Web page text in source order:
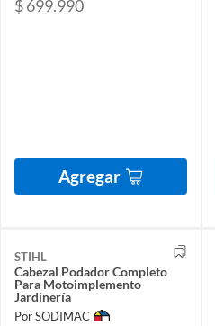
$ 699.990
Agregar
STIHL
Cabezal Podador Completo
Para Motoimplemento
Jardinería
Por SODIMAC